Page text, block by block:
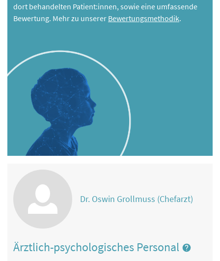
dort behandelten Patient:innen, sowie eine umfassende
Bewertung. Mehr zu unserer Bewertungsmethodik.
Dr. Oswin Grollmuss (Chefarzt)
Ärztlich-psychologisches Personal